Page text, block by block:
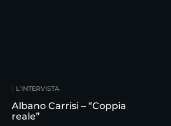
L'INTERVISTA
Albano Carrisi – “Coppia
reale”